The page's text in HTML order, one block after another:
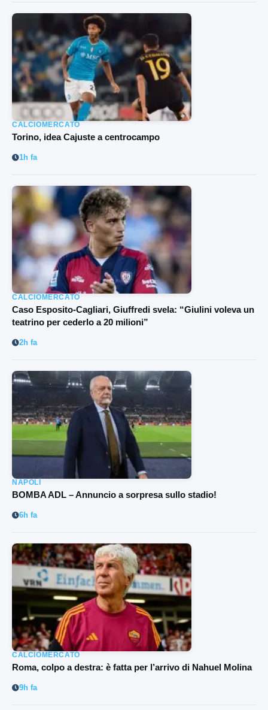
CALCIOMERCATO
Torino, idea Cajuste a centrocampo
1h fa
CALCIOMERCATO
Caso Esposito-Cagliari, Giuffredi svela: “Giulini voleva un
teatrino per cederlo a 20 milioni”
2h fa
NAPOLI
BOMBA ADL – Annuncio a sorpresa sullo stadio!
6h fa
CALCIOMERCATO
Roma, colpo a destra: è fatta per l’arrivo di Nahuel Molina
9h fa